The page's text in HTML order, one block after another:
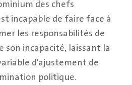
des chefs
incapable de faire face à
les responsabilités de
son incapacité, laissant la
d’ajustement de
politique.